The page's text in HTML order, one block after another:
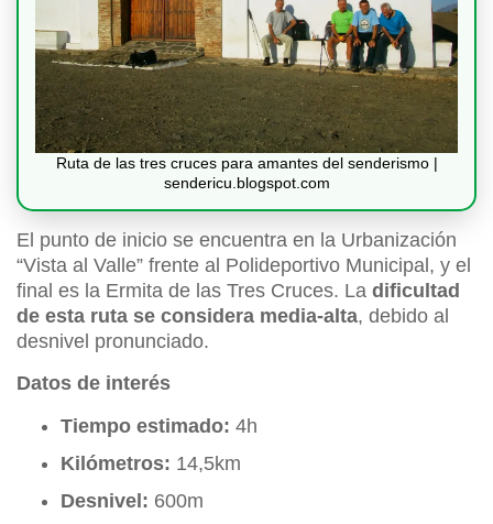
Ruta de las tres cruces para amantes del senderismo |
sendericu.blogspot.com
El punto de inicio se encuentra en la Urbanización
“Vista al Valle” frente al Polideportivo Municipal, y el
final es la Ermita de las Tres Cruces. La dificultad
de esta ruta se considera media-alta, debido al
desnivel pronunciado.
Datos de interés
Tiempo estimado: 4h
Kilómetros: 14,5km
Desnivel: 600m